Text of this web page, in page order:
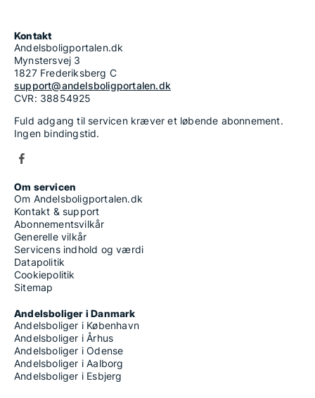
Kontakt
Andelsboligportalen.dk
Mynstersvej 3
1827 Frederiksberg C
support@andelsboligportalen.dk
CVR: 38854925
Fuld adgang til servicen kræver et løbende abonnement.
Ingen bindingstid.
Om servicen
Om Andelsboligportalen.dk
Kontakt & support
Abonnementsvilkår
Generelle vilkår
Servicens indhold og værdi
Datapolitik
Cookiepolitik
Sitemap
Andelsboliger i Danmark
Andelsboliger i København
Andelsboliger i Århus
Andelsboliger i Odense
Andelsboliger i Aalborg
Andelsboliger i Esbjerg